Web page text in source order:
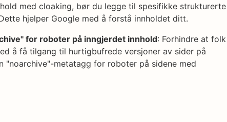
med cloaking, bør du legge til spesifikke strukturerte
hjelper Google med å forstå innholdet ditt.
for roboter på inngjerdet innhold: Forhindre at folk
å få tilgang til hurtigbufrede versjoner av sider på
"noarchive"-metatagg for roboter på sidene med